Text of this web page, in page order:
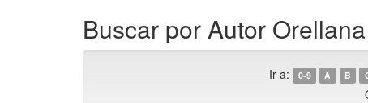
Buscar por Autor
Ir a: 0-9 A B